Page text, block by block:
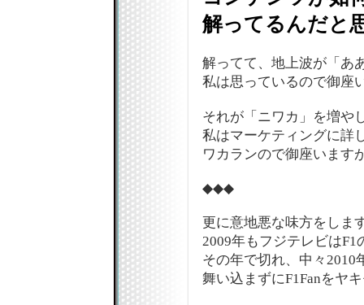
解ってるんだと
解ってて、地上波が「あ
私は思っているので御座
それが「ニワカ」を増や
私はマーケティングに詳
ワカランので御座います
◆◆◆
更に意地悪な味方をしま
2009年もフジテレビはF1
その年で切れ、中々2010
舞い込まずにF1Fanをヤ